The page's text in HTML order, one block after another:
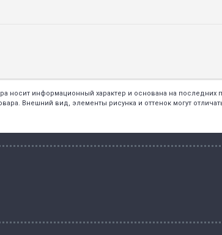
носит информационный характер и основана на
Внешний вид, элементы рисунка и оттенок могут